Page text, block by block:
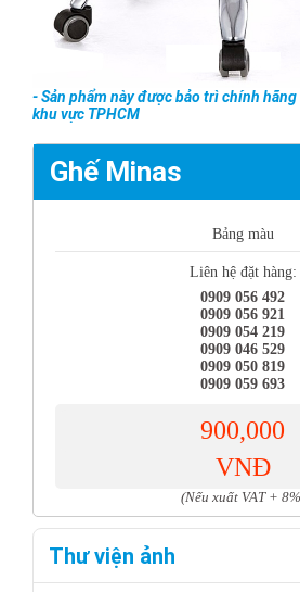
- Sản phẩm này được bảo trì chính
khu vực TPHCM
Ghế Minas
Bảng màu
Liên hệ đặt hàng:
0909 056 492
0909 056 921
0909 054 219
0909 046 529
0909 050 819
0909 059 693
900,000
VNĐ
(Nếu xuất VAT +
Thư viện ảnh